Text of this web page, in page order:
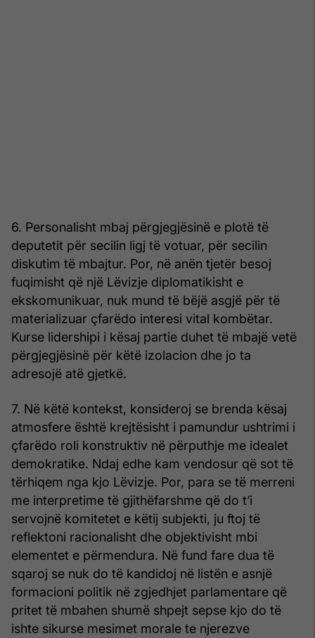
6. Personalisht mbaj përgjegjësinë e plotë të
deputetit për secilin ligj të votuar, për secilin
diskutim të mbajtur. Por, në anën tjetër besoj
fuqimisht që një Lëvizje diplomatikisht e
ekskomunikuar, nuk mund të bëjë asgjë për të
materializuar çfarëdo interesi vital kombëtar.
Kurse lidershipi i kësaj partie duhet të mbajë vetë
përgjegjësinë për këtë izolacion dhe jo ta
adresojë atë gjetkë.
7. Në këtë kontekst, konsideroj se brenda kësaj
atmosfere është krejtësisht i pamundur ushtrimi i
çfarëdo roli konstruktiv në përputhje me idealet
demokratike. Ndaj edhe kam vendosur që sot të
tërhiqem nga kjo Lëvizje. Por, para se të merreni
me interpretime të gjithëfarshme që do t’i
servojnë komitetet e këtij subjekti, ju ftoj të
reflektoni racionalisht dhe objektivisht mbi
elementet e përmendura. Në fund fare dua të
sqaroj se nuk do të kandidoj në listën e asnjë
formacioni politik në zgjedhjet parlamentare që
pritet të mbahen shumë shpejt sepse kjo do të
ishte sikurse mesimet morale te njerezve